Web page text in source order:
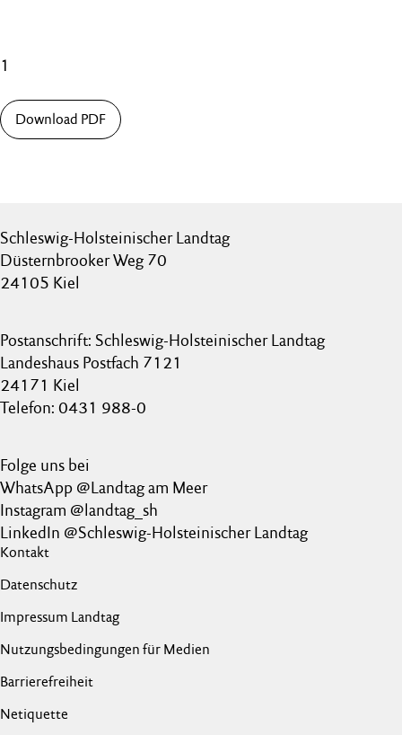
1
Download PDF
Schleswig-Holsteinischer Landtag
Düsternbrooker Weg 70
24105 Kiel
Postanschrift: Schleswig-Holsteinischer Landtag
Landeshaus Postfach 7121
24171 Kiel
Telefon: 0431 988-0
Folge uns bei
WhatsApp @Landtag am Meer
Instagram @landtag_sh
LinkedIn @Schleswig-Holsteinischer Landtag
Kontakt
Datenschutz
Impressum Landtag
Nutzungsbedingungen für Medien
Barrierefreiheit
Netiquette